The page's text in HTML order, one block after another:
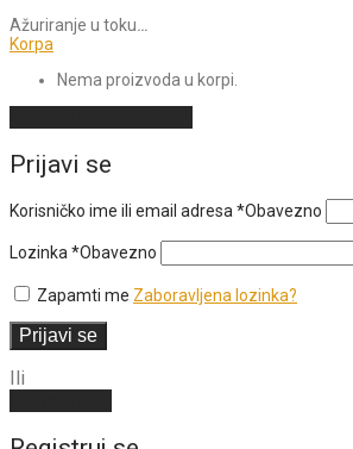
Ažuriranje u toku…
Korpa
Nema proizvoda u korpi.
Prijavi se
Korisničko ime ili email adresa *Obavezno
Lozinka *Obavezno
Zapamti me Zaboravljena lozinka?
Prijavi se
Ili